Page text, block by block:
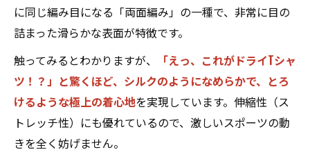
に同じ編み目になる「両面編み」の一種で、非常に目の
詰まった滑らかな表面が特徴です。
触ってみるとわかりますが、
「えっ、これがドライTシャ
ツ！？」と驚くほど、シルクのようになめらかで、とろ
けるような極上の着心地を実現しています。伸縮性（ス
トレッチ性）にも優れているので、激しいスポーツの動
きを全く妨げません。